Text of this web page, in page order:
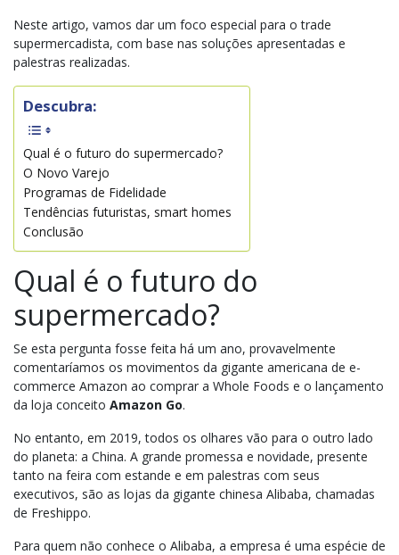
Neste artigo, vamos dar um foco especial para o trade
supermercadista, com base nas soluções apresentadas e
palestras realizadas.
Descubra:
Qual é o futuro do supermercado?
O Novo Varejo
Programas de Fidelidade
Tendências futuristas, smart homes
Conclusão
Qual é o futuro do
supermercado?
Se esta pergunta fosse feita há um ano, provavelmente
comentaríamos os movimentos da gigante americana de e-
commerce Amazon ao comprar a Whole Foods e o lançamento
da loja conceito Amazon Go.
No entanto, em 2019, todos os olhares vão para o outro lado
do planeta: a China. A grande promessa e novidade, presente
tanto na feira com estande e em palestras com seus
executivos, são as lojas da gigante chinesa Alibaba, chamadas
de Freshippo.
Para quem não conhece o Alibaba, a empresa é uma espécie de